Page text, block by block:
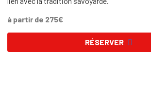
à partir de 275€
RÉSERVER